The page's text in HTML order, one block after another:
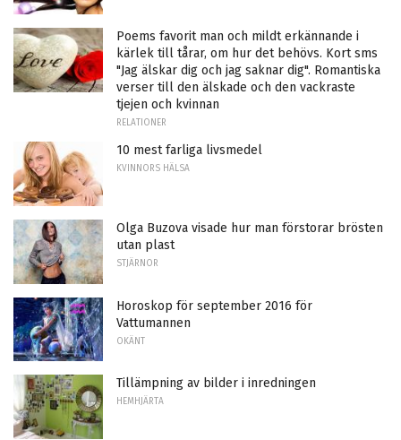
Poems favorit man och mildt erkännande i
kärlek till tårar, om hur det behövs. Kort sms
"Jag älskar dig och jag saknar dig". Romantiska
verser till den älskade och den vackraste
tjejen och kvinnan
RELATIONER
10 mest farliga livsmedel
KVINNORS HÄLSA
Olga Buzova visade hur man förstorar brösten
utan plast
STJÄRNOR
Horoskop för september 2016 för
Vattumannen
OKÄNT
Tillämpning av bilder i inredningen
HEMHJÄRTA